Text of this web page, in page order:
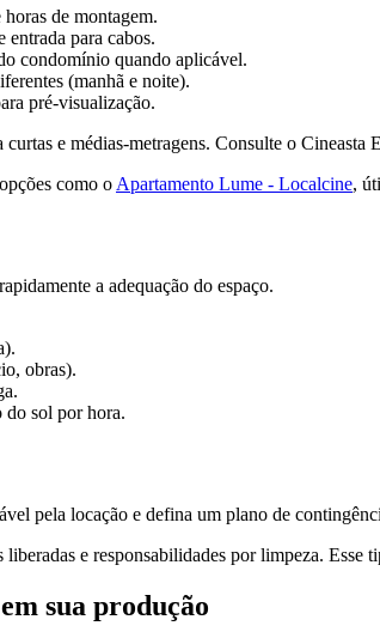
de montagem.
para cabos.
condomínio quando aplicável.
(manhã e noite).
pré-visualização.
curtas e médias-metragens. Consulte o
como o Apartamento Lume - Localcine,
a adequação do espaço.
obras).
do sol por hora.
pela locação e defina um plano de
e responsabilidades por limpeza. Esse
sua produção